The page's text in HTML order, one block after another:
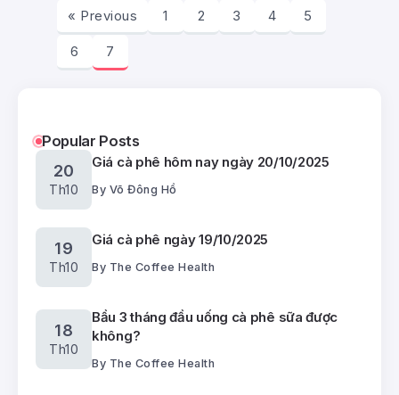
« Previous 1 2 3 4 5
6 7
Popular Posts
20
Th10
Giá cà phê hôm nay ngày 20/10/2025
By Võ Đông Hồ
19
Th10
Giá cà phê ngày 19/10/2025
By The Coffee Health
18
Th10
Bầu 3 tháng đầu uống cà phê sữa được
không?
By The Coffee Health